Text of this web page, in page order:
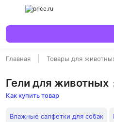
Главная Товары для
Гели для животных
Как купить товар
Влажные салфетки для собак